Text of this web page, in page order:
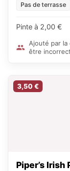
Pas de terrasse
Pinte à 2,00 €
Ajouté par la
être
3,50 €
Piper’s Irish